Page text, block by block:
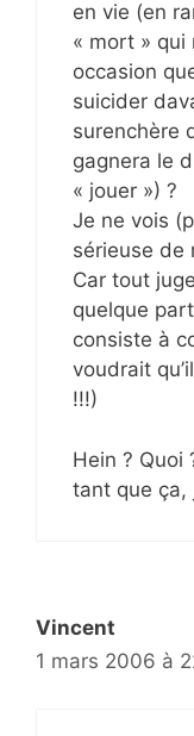
en vie (en
« mort » qui
occasion
suicider
surenchère
gagnera le
« jouer ») ?
Je ne vois
sérieuse de
Car tout
quelque
consiste à
voudrait
!!!)
Hein ? Quoi
tant que ça,
Vincent
1 mars 2006 à